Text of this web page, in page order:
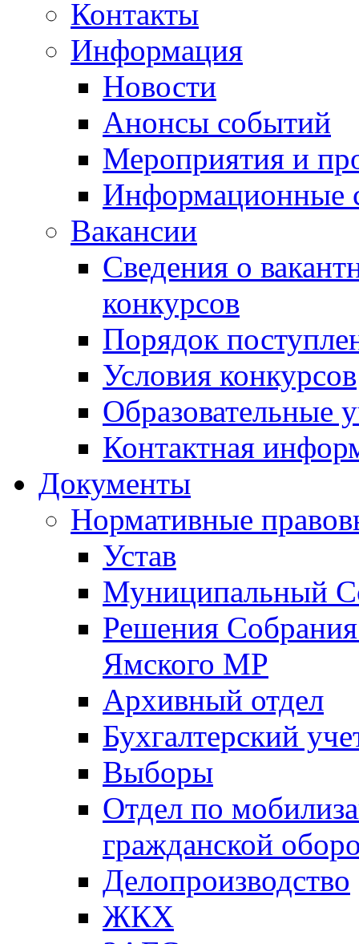
Контакты
Информация
Новости
Анонсы событий
Мероприятия и
Информационные
Вакансии
Сведения о
конкурсов
Порядок
Условия конкурсов
Образовательные
Контактная
Документы
Нормативные
Устав
Муниципальный
Решения
Ямского МР
Архивный отдел
Бухгалтерский
Выборы
Отдел по
гражданской
Делопроизводство
ЖКХ